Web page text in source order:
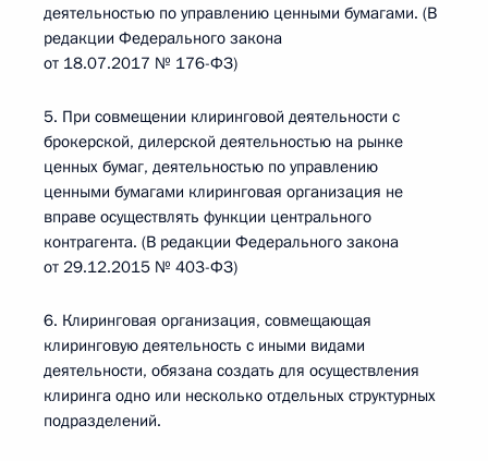
деятельностью по управлению ценными бумагами. (В
редакции Федерального закона
от 18.07.2017 № 176-ФЗ)
5. При совмещении клиринговой деятельности с
брокерской, дилерской деятельностью на рынке
ценных бумаг, деятельностью по управлению
ценными бумагами клиринговая организация не
вправе осуществлять функции центрального
контрагента. (В редакции Федерального закона
от 29.12.2015 № 403-ФЗ)
6. Клиринговая организация, совмещающая
клиринговую деятельность с иными видами
деятельности, обязана создать для осуществления
клиринга одно или несколько отдельных структурных
подразделений.